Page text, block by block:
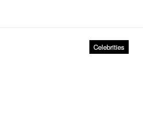
Celebrities